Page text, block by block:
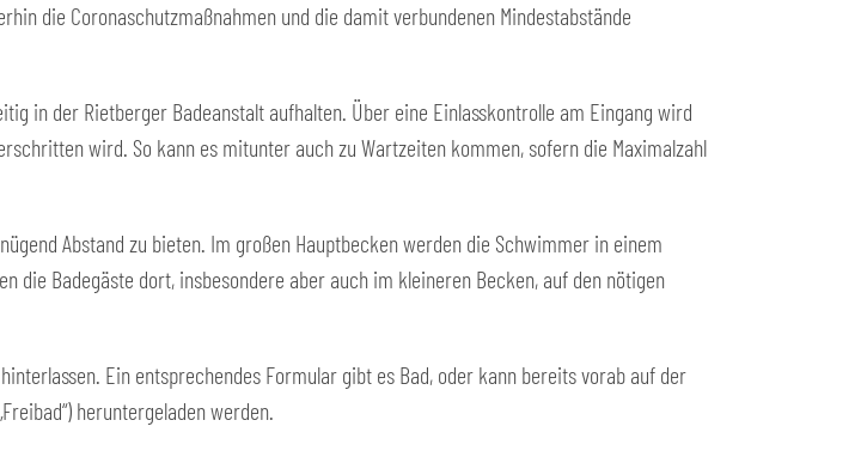
die Coronaschutzmaßnahmen und die damit verbundenen Mindestabstände
in der Rietberger Badeanstalt aufhalten. Über eine Einlasskontrolle am Eingang wird
wird. So kann es mitunter auch zu Wartzeiten kommen, sofern die Maximalzahl
Abstand zu bieten. Im großen Hauptbecken werden die Schwimmer in einem
die Badegäste dort, insbesondere aber auch im kleineren Becken, auf den nötigen
Ein entsprechendes Formular gibt es Bad, oder kann bereits vorab auf der
heruntergeladen werden.